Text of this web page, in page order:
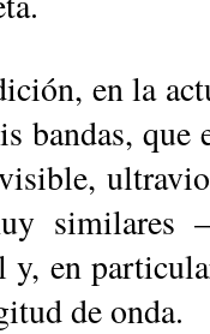
en la
ban­das,
y, en
de onda.